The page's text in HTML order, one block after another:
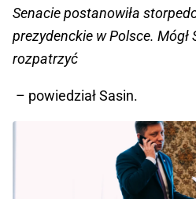
Senacie postanowiła
prezydenckie w Polsce. Mógł
rozpatrzyć
– powiedział Sasin.